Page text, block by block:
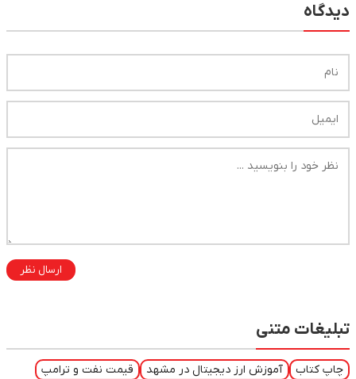
دیدگاه
ارسال نظر
تبلیغات متنی
چاپ کتاب آموزش ارز دیجیتال در مشهد قیمت نفت و ترامپ